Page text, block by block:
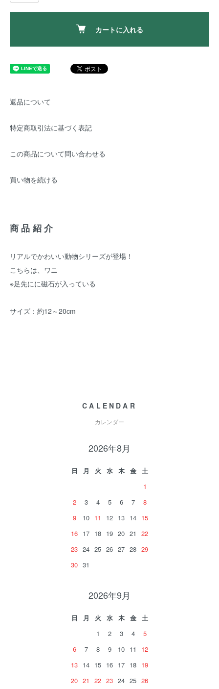
カートに入れる
返品について
特定商取引法に基づく表記
この商品について問い合わせる
買い物を続ける
商品紹介
リアルでかわいい動物シリーズが登場！
こちらは、ワニ
※足先にに磁石が入っている
サイズ：約12～20cm
CALENDAR
カレンダー
2026年8月
日 月 火 水 木 金
土
1
2
3 4 5 6 7
8
9
10 11 12 13 14 15
16 17 18 19 20 21
22
23 24 25 26 27 28 29
30 31
2026年9月
日 月 火 水 木 金
土
1
2 3 4
5
6
7 8 9 10 11
12
13 14 15 16 17 18 19
20 21 22 23 24 25 26